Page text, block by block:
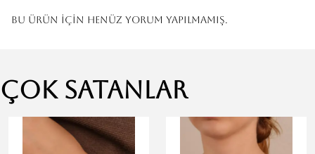
Bu ürün için henüz yorum yapılmamış.
Çok Satanlar